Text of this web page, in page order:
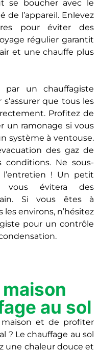
se boucher avec le
de l’appareil. Enlevez
pour éviter des
régulier garantit
et une chauffe plus
par un chauffagiste
que tous les
Profitez de
un ramonage si vous
système à ventouse.
des gaz de
Ne sous-
l’entretien ! Un petit
vous évitera des
Si vous êtes à
environs, n’hésitez
pour un contrôle
au sol
et de profiter
? Le chauffage au sol
une chaleur douce et